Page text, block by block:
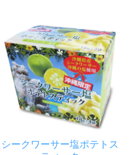
シークワーサー塩ポテトス